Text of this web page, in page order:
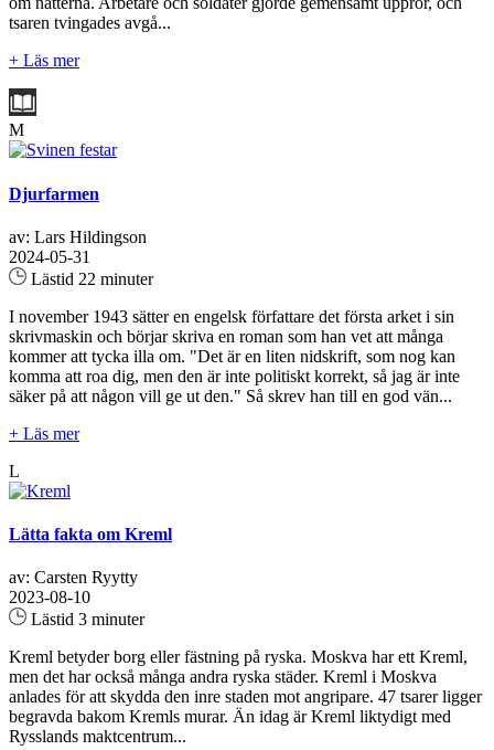
tsaren tvingades avgå...
+ Läs mer
M
Djurfarmen
av: Lars Hildingson
2024-05-31
Lästid 22 minuter
I november 1943 sätter en engelsk författare det första arket i sin
skrivmaskin och börjar skriva en roman som han vet att många
kommer att tycka illa om. "Det är en liten nidskrift, som nog kan
komma att roa dig, men den är inte politiskt korrekt, så jag är inte
säker på att någon vill ge ut den." Så skrev han till en god vän...
+ Läs mer
L
Lätta fakta om Kreml
av: Carsten Ryytty
2023-08-10
Lästid 3 minuter
Kreml betyder borg eller fästning på ryska. Moskva har ett Kreml,
men det har också många andra ryska städer. Kreml i Moskva
anlades för att skydda den inre staden mot angripare. 47 tsarer ligger
begravda bakom Kremls murar. Än idag är Kreml liktydigt med
Rysslands maktcentrum...